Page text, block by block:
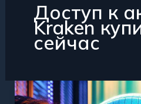
Доступ к
Kraken
сейчас
Вход